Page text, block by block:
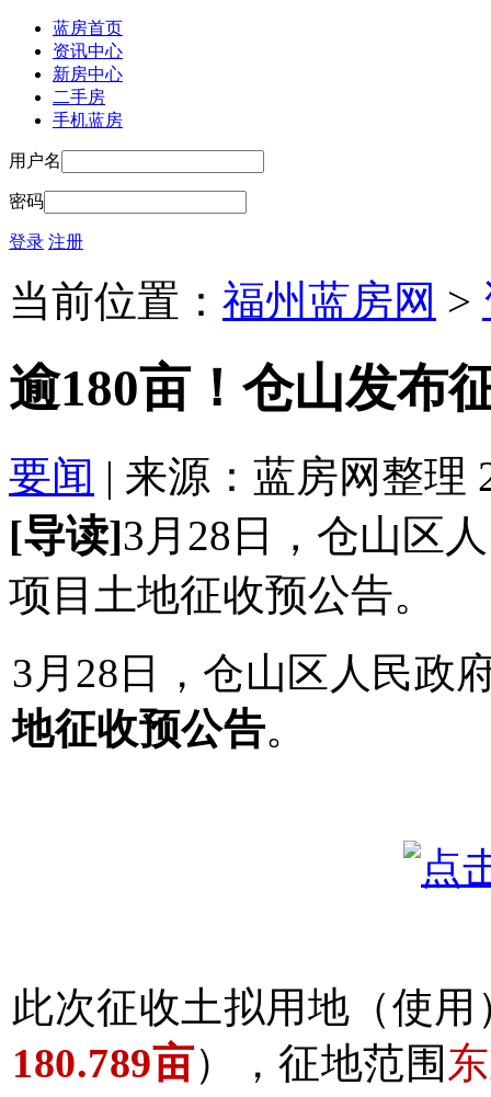
蓝房首页
资讯中心
新房中心
二手房
手机蓝房
用户名
密码
登录 注册
当前位置： 福州蓝房网 >
逾180亩！仓山发布
要闻 | 来源：蓝房网整理
[导读]3月28日，仓山区
项目土地征收预公告。
3月28日，仓山区人民政
地征收预公告。
此次征收土拟用地（使用
180.789亩），征地范围